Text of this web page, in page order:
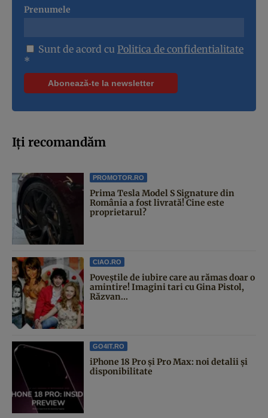
Prenumele
Sunt de acord cu Politica de confidentialitate
*
Iți recomandăm
PROMOTOR.RO
Prima Tesla Model S Signature din
România a fost livrată! Cine este
proprietarul?
CIAO.RO
Poveştile de iubire care au rămas doar o
amintire! Imagini tari cu Gina Pistol,
Răzvan...
GO4IT.RO
iPhone 18 Pro și Pro Max: noi detalii și
disponibilitate